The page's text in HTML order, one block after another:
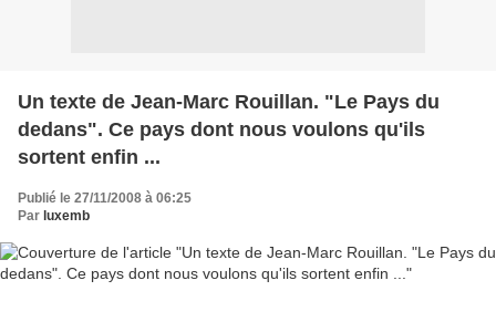
Un texte de Jean-Marc Rouillan. "Le Pays du
dedans". Ce pays dont nous voulons qu'ils
sortent enfin ...
Publié le 27/11/2008 à 06:25
Par luxemb